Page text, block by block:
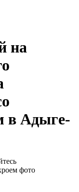
на
в Адыге-
фото